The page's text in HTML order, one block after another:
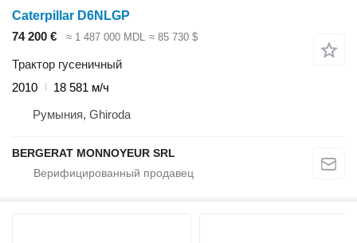
Caterpillar D6NLGP
74 200 €
≈ 1 487 000 MDL ≈ 85 730 $
Трактор гусеничный
2010
18 581 м/ч
Румыния, Ghiroda
BERGERAT MONNOYEUR SRL